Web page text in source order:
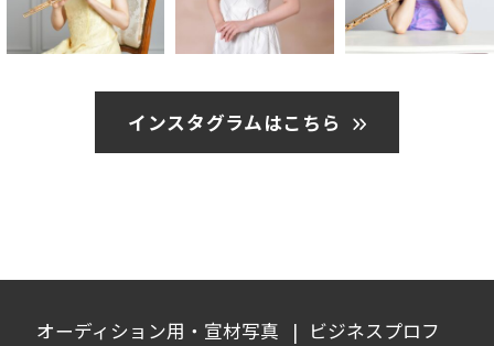
インスタグラムはこちら
オーディション用・宣材写真
ビジネスプロフ